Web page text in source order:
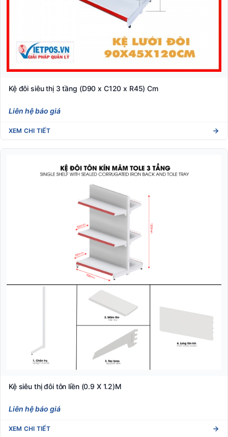
Kệ đôi siêu thị 3 tầng (D90 x C120 x R45) Cm
Liên hệ báo giá
XEM CHI TIẾT
Kệ siêu thị đôi tôn liền (0.9 X 1.2)M
Liên hệ báo giá
XEM CHI TIẾT